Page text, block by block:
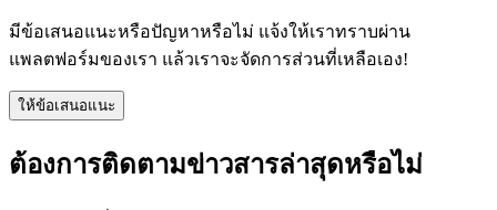
มีข้อเสนอแนะหรือปัญหาหรือไม่ แจ้งให้เราทราบผ่าน
แพลตฟอร์มของเรา แล้วเราจะจัดการส่วนที่เหลือเอง!
ให้ข้อเสนอแนะ
ต้องการติดตามข่าวสารล่าสุดหรือไม่